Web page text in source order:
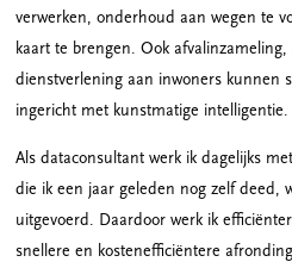
verwerken, onderhoud aan wegen te
kaart te brengen. Ook
dienstverlening aan inwoners kunnen
ingericht met kunstmatige
Als dataconsultant werk ik dagelijks
die ik een jaar geleden nog zelf deed,
uitgevoerd. Daardoor werk ik
snellere en kostenefficiëntere